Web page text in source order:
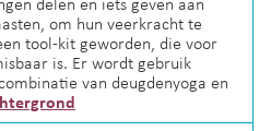
delen en iets geven aan
om hun veerkracht te
tool-kit geworden, die voor
is. Er wordt gebruik
van deugdenyoga en